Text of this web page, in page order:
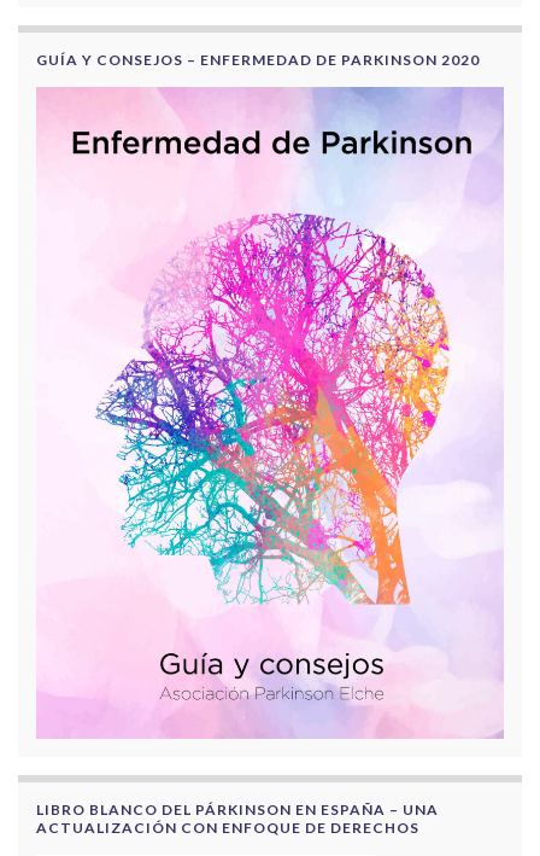
GUÍA Y CONSEJOS – ENFERMEDAD DE PARKINSON 2020
LIBRO BLANCO DEL PÁRKINSON EN ESPAÑA – UNA
ACTUALIZACIÓN CON ENFOQUE DE DERECHOS